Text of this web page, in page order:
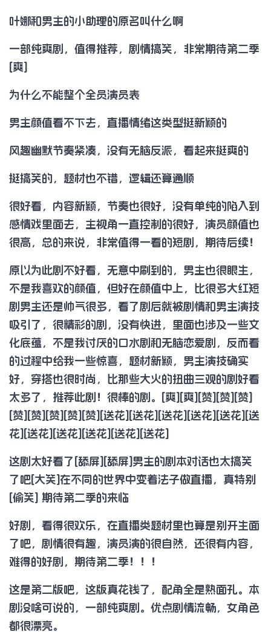
叶娜和男主的小助理的原名叫什么啊
一部纯爽剧，值得推荐，剧情搞笑，非常期待第二季
[爽]
为什么不能整个全员演员表
男主颜值看不下去，直播情绪这类型挺新颖的
风趣幽默节奏紧凑，没有无脑反派，看起来挺爽的
挺搞笑的，题材也不错，逻辑还算通顺
很好看，内容新颖，节奏也很好，没有单纯的陷入到
感情戏里面去，主视角一直控制的很好，演员颜值也
很高，总的来说，非常值得一看的短剧，期待后续！
原以为此剧不好看，无意中刷到的，男主也很眼生，
不是我喜欢的颜值，但好在颜值中上，比很多大红短
剧男主还是帅气很多，看了剧后就被剧情和男主演技
吸引了，很精彩的剧，没有快进，里面也涉及一些文
化底蕴，不是我讨厌的口水剧和无脑恋爱剧，反而看
的过程中给我一些惊喜，题材新颖，男主演技确实
好，穿搭也很时尚，比那些大火的扭曲三观的剧好看
太多了，推荐此剧！很棒的剧。[爽][爽][赞][赞][赞]
[赞][赞][赞][赞][赞][送花][送花][送花][送花][送花][送
花][送花][送花][送花][送花][送花]
这剧太好看了[舔屏][舔屏]男主的剧本对话也太搞笑
了吧[大笑]在不同的世界中变着法子做直播，真特别
[偷笑] 期待第二季的来临
好剧，看得很欢乐，在直播类题材里也算是别开生面
了吧，剧情很有趣，演员演的很自然，还很有内容，
难得的好剧，期待第二季！！！
这是第二版吧，这版真花钱了，配角全是熟面孔。本
剧没啥可说的，一部纯爽剧。优点剧情流畅，女角色
都很漂亮。